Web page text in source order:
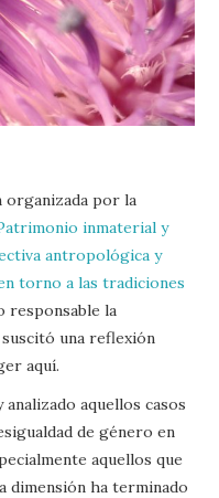
organizada por la
inmaterial y
antropológica y
torno a las tradiciones
responsable la
una reflexión
aquí.
aquellos casos
de género en
aquellos que
dimensión ha terminado